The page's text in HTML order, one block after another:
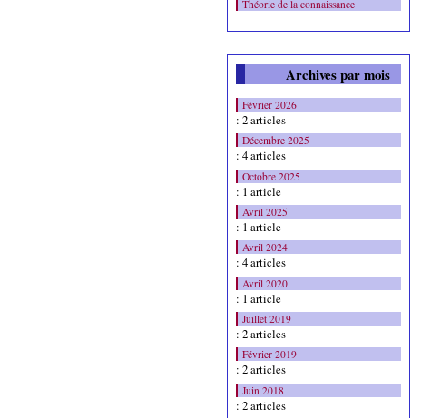
Théorie de la connaissance
Archives par mois
Février 2026
: 2 articles
Décembre 2025
: 4 articles
Octobre 2025
: 1 article
Avril 2025
: 1 article
Avril 2024
: 4 articles
Avril 2020
: 1 article
Juillet 2019
: 2 articles
Février 2019
: 2 articles
Juin 2018
: 2 articles